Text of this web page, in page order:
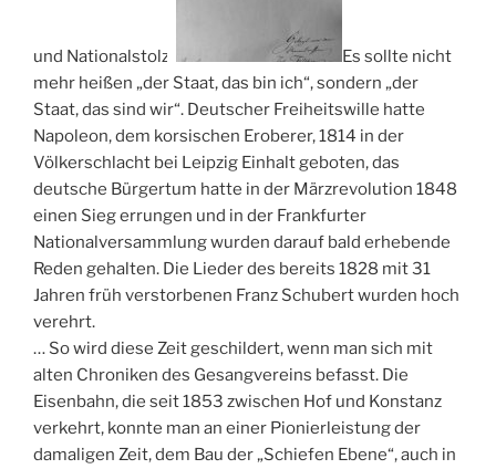
und Nationalstolz.
Es sollte nicht
mehr heißen „der Staat, das bin ich“, sondern „der
Staat, das sind wir“. Deutscher Freiheitswille hatte
Napoleon, dem korsischen Eroberer, 1814 in der
Völkerschlacht bei Leipzig Einhalt geboten, das
deutsche Bürgertum hatte in der Märzrevolution 1848
einen Sieg errungen und in der Frankfurter
Nationalversammlung wurden darauf bald erhebende
Reden gehalten. Die Lieder des bereits 1828 mit 31
Jahren früh verstorbenen Franz Schubert wurden hoch
verehrt.
… So wird diese Zeit geschildert, wenn man sich mit
alten Chroniken des Gesangvereins befasst. Die
Eisenbahn, die seit 1853 zwischen Hof und Konstanz
verkehrt, konnte man an einer Pionierleistung der
damaligen Zeit, dem Bau der „Schiefen Ebene“, auch in